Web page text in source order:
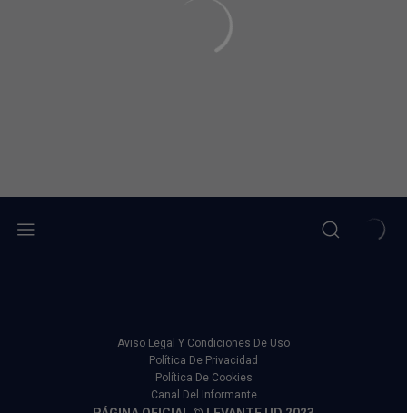
Aviso Legal Y Condiciones De Uso
Política De Privacidad
Política De Cookies
Canal Del Informante